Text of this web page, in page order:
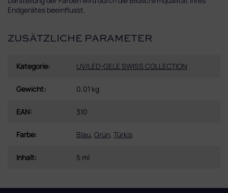
Endgerätes beeinflusst.
ZUSÄTZLICHE PARAMETER
Kategorie: UV/LED-GELE SWISS COLLECTION
Gewicht: 0.01 kg
EAN: 310
Farbe: Blau, Grün, Türkis
Inhalt: 5 ml